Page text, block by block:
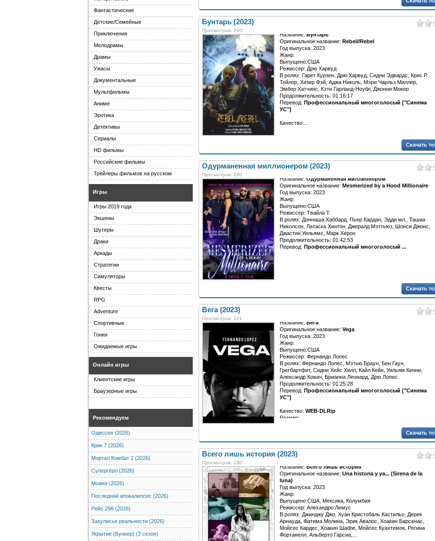
Бунтарь (2023)
Просмотров: 200
Название: Бунтарь
Оригинальное название: Rebel//Rebel
Год выпуска: 2023
Жанр:
Выпущено:США
Режиссер: Дрю Харвуд
В ролях: Гарет Курзен, Дрю Харвуд, Сидни Эдвардс, Крис Р.
Тейлор, Хизер Фэй, Аджа Николь, Мэри Чарльз Миллер,
Эмбер Хатчинс, Кэти Гарланд-Ноубл, Джонни Мокер
Продолжительность: 01:16:17
Перевод: Профессиональный многоголосый ["Синема
УС"]
Качество:...
Скачать
Одурманенная миллионером (2023)
Просмотров: 180
Название: Одурманенная миллионером
Оригинальное название: Mesmerized by a Hood Millionaire
Год выпуска: 2023
Жанр:
Выпущено:США
Режиссер: Твайла Т.
В ролях: Доннаша Хаббард, Пьер Кардан, Эдди мл., Ташиа
Николсон, Латаска Хинтон, Джералд Мэттьюз, Шонси Джонс,
Джастин Уильямс, Марк Херон
Продолжительность: 01:42:53
Перевод: Профессиональный многоголосый ...
Скачать
Вега (2023)
Просмотров: 191
Название: Вега
Оригинальное название: Vega
Год выпуска: 2023
Жанр:
Выпущено:США
Режиссер: Фернандо Лопес
В ролях: Фернандо Лопес, Мэтью Браун, Бен Гаун,
Грегбартфит, Сидни Хейс Хилл, Кайл Кейн, Уильям Кенни,
Александр Ковач, Брианна Леонард, Дрю Лопес
Продолжительность: 01:25:28
Перевод: Профессиональный многоголосый ["Синема
УС"]
Качество: WEB-DLRip
Размер:...
Скачать
Всего лишь история (2023)
Просмотров: 180
Название: Всего лишь история
Оригинальное название: Una historia y ya... (Sirena de la
luna)
Год выпуска: 2023
Жанр:
Выпущено:США, Мексика, Колумбия
Режиссер: Алехандро Лемус
В ролях: Джинджу Джо, Хуан Кристобаль Кастильо, Дерек
Арнауда, Фатима Молина, Эрик Авалос, Хоакин Барсенас,
Мойсес Кардес, Хоакин Шабле, Мойсес Куахтемок, Регина
Фортанелл, Альберто Гарсиа,...
Фантастические
Детские/Семейные
Приключения
Мелодрамы
Драмы
Ужасы
Документальные
Мультфильмы
Аниме
Эротика
Детективы
Сериалы
HD фильмы
Российские фильмы
Трейлеры фильмов на русском
Игры
Игры 2019 года
Экшены
Шутеры
Драки
Аркады
Стратегии
Симуляторы
Квесты
RPG
Adventure
Спортивные
Гонки
Ожидаемые игры
Онлайн игры
Клиентские игры
Браузерные игры
Рекомендуем
Одиссея (2026)
Крик 7 (2026)
Мортал Комбат 2 (2026)
Супергёрл (2026)
Моана (2026)
Последний апокалипсис (2026)
Рейс 298 (2026)
Закулисье реальности (2026)
Укрытие (Бункер) (3 сезон)